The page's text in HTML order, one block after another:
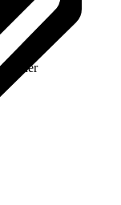
Kinder